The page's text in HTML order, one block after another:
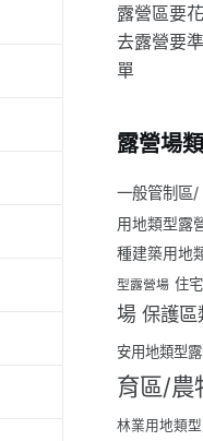
露營區要
去露營要
單
露營場
一般管制區/
用地類型露
種建築用地
型露營場 住
場 保護區
安用地類型
育區/農
林業用地類